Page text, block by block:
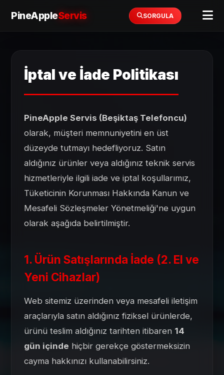
PineAppleServis SORGULA
İptal ve İade Politikası
PineApple Servis (Beşiktaş Telefoncu)
olarak, müşteri memnuniyetini en üst
düzeyde tutmayı hedefliyoruz. Satın
aldığınız ürünler veya aldığınız teknik servis
hizmetleriyle ilgili iade ve iptal koşullarımız,
Tüketicinin Korunması Hakkında Kanun ve
Mesafeli Sözleşmeler Yönetmeliği'ne uygun
olarak aşağıda belirtilmiştir.
1. Ürün Satışlarında İade (2. El ve
Yeni Cihazlar)
Web sitemiz üzerinden veya mesafeli iletişim
araçlarıyla satın aldığınız fiziksel ürünlerde,
ürünü teslim aldığınız tarihten itibaren 14
gün içinde hiçbir gerekçe göstermeksizin
cayma hakkınızı kullanabilirsiniz.